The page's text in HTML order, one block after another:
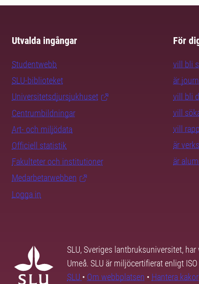
Utvalda ingångar
Studentwebb
SLU-biblioteket
Universitetsdjursjukhuset
Centrumbildningar
Art- och miljödata
Officiell statistik
Fakulteter och institutioner
Medarbetarwebben
Logga in
För
vill bli
är
vill bli
vill
vill
är
är
SLU, Sveriges lantbruksuniversitet,
Umeå. SLU är miljöcertifierat enligt
SLU • Om webbplatsen • Hantera kakor